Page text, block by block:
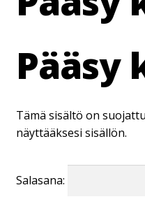
Tämä sisältö on
näyttääksesi sisällön.
Salasana: